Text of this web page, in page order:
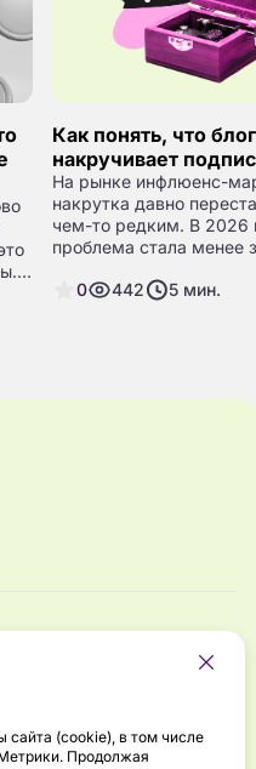
Как понять, что
накручивает
На рынке инфлюенс-
накрутка давно
чем-то редким. В 2026
проблема стала менее
аккаунт может
0 442 5 мин.
(cookie), в том числе
Продолжая